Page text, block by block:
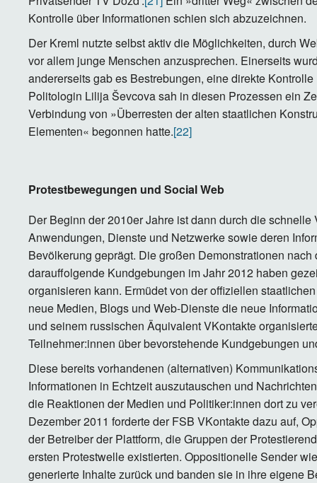
Kontrolle über Informationen schien sich abzuzeichnen.
Der Kreml nutzte selbst aktiv die Möglichkeiten, durch
vor allem junge Menschen anzusprechen. Einerseits
andererseits gab es Bestrebungen, eine direkte
Politologin Lilija Ševcova sah in diesen Prozessen ein
Verbindung von »Überresten der alten staatlichen
Elementen« begonnen hatte.[22]
Protestbewegungen und Social Web
Der Beginn der 2010er Jahre ist dann durch die
Anwendungen, Dienste und Netzwerke sowie deren
Bevölkerung geprägt. Die großen Demonstrationen
darauffolgende Kundgebungen im Jahr 2012 haben
organisieren kann. Ermüdet von der offiziellen
neue Medien, Blogs und Web-Dienste die neue
und seinem russischen Äquivalent VKontakte
Teilnehmer:innen über bevorstehende Kundgebungen
Diese bereits vorhandenen (alternativen)
Informationen in Echtzeit auszutauschen und
die Reaktionen der Medien und Politiker:innen dort zu
Dezember 2011 forderte der FSB VKontakte dazu auf,
der Betreiber der Plattform, die Gruppen der
ersten Protestwelle existierten. Oppositionelle Sender
generierte Inhalte zurück und banden sie in ihre eigene